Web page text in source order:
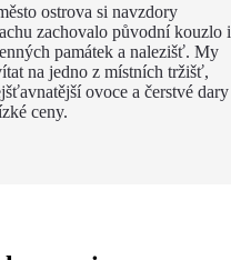
ostrova si navzdory
zachovalo původní kouzlo i
památek a nalezišť. My
na jedno z místních tržišť,
ovoce a čerstvé dary
ceny.